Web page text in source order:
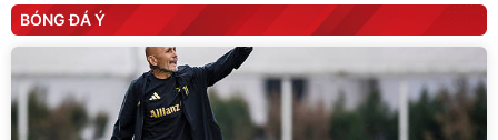
BÓNG ĐÁ Ý